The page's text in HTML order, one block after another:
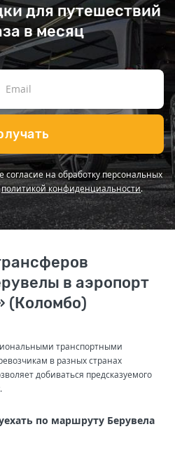
для путешествий
в месяц
на обработку персональных
политикой конфиденциальности.
в аэропорт
(Коломбо)
транспортными
в разных странах
добиваться предсказуемого
по маршруту Берувела